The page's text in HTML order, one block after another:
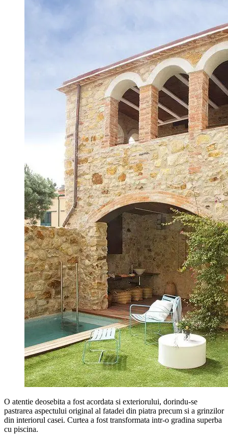
O atentie deosebita a fost acordata si exteriorului, dorindu-se
pastrarea aspectului original al fatadei din piatra precum si a grinzilor
din interiorul casei. Curtea a fost transformata intr-o gradina superba
cu piscina.